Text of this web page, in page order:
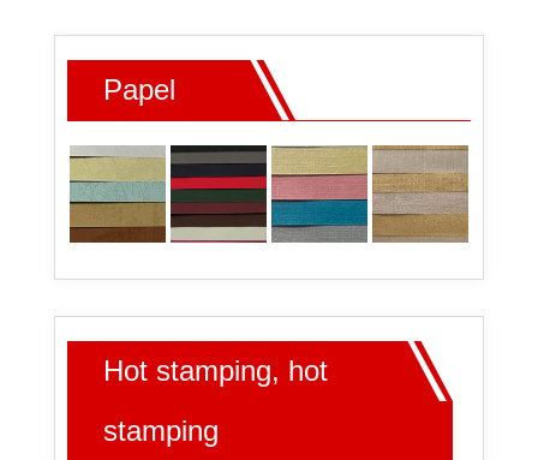
Papel
Hot stamping, hot
stamping